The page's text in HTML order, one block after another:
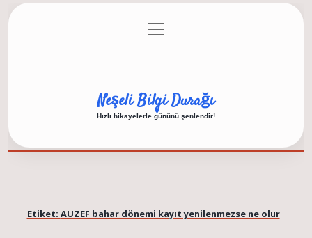
Gizlilik Politikası
menüyü
aç
Neşeli Bilgi Durağı
Hızlı hikayelerle gününü şenlendir!
Etiket: AUZEF bahar dönemi kayıt yenilenmezse ne olur